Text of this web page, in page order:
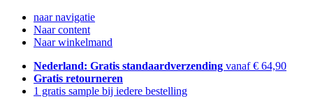
naar navigatie
Naar content
Naar winkelmand
Nederland: Gratis standaardverzending vanaf € 64,90
Gratis retourneren
1 gratis sample bij iedere bestelling